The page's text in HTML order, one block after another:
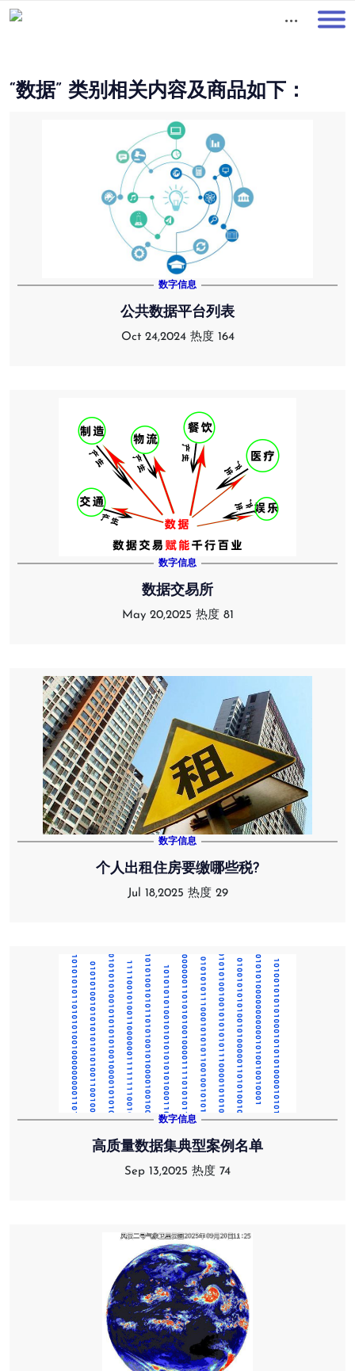
“数据” 类别相关内容及商品如下：
数字信息
公共数据平台列表
Oct 24,2024 热度 164
数字信息
数据交易所
May 20,2025 热度 81
数字信息
个人出租住房要缴哪些税?
Jul 18,2025 热度 29
数字信息
高质量数据集典型案例名单
Sep 13,2025 热度 74